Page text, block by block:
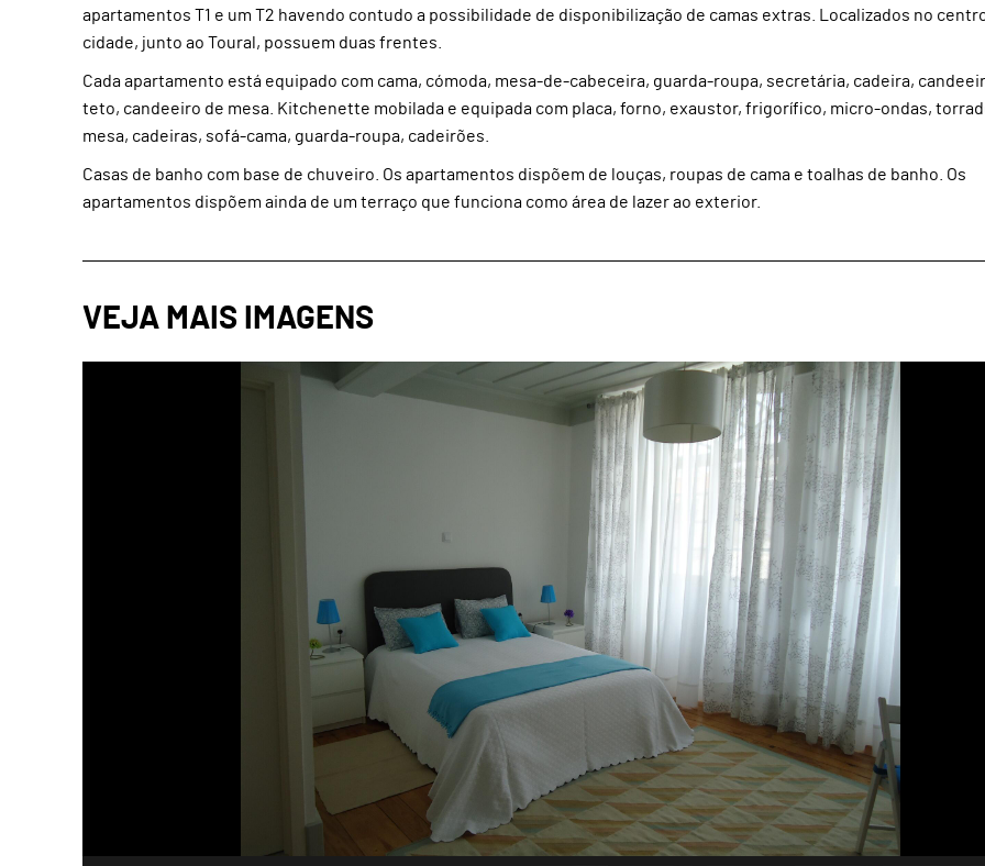
apartamentos T1 e um T2 havendo contudo a possibilidade de disponibilização de camas extras. Localizados no
cidade, junto ao Toural, possuem duas frentes.
Cada apartamento está equipado com cama, cómoda, mesa-de-cabeceira, guarda-roupa, secretária, cadeira,
teto, candeeiro de mesa. Kitchenette mobilada e equipada com placa, forno, exaustor, frigorífico, micro-ondas,
mesa, cadeiras, sofá-cama, guarda-roupa, cadeirões.
Casas de banho com base de chuveiro. Os apartamentos dispõem de louças, roupas de cama e toalhas de banho. Os
apartamentos dispõem ainda de um terraço que funciona como área de lazer ao exterior.